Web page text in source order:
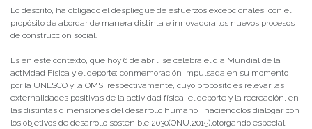
Lo descrito, ha obligado el despliegue de esfuerzos excepcionales, con el
propósito de abordar de manera distinta e innovadora los nuevos procesos
de construcción social.
Es en este contexto, que hoy 6 de abril, se celebra el día Mundial de la
actividad Física y el deporte; conmemoración impulsada en su momento
por la UNESCO y la OMS, respectivamente, cuyo propósito es relevar las
externalidades positivas de la actividad física, el deporte y la recreación, en
las distintas dimensiones del desarrollo humano , haciéndolos dialogar con
los objetivos de desarrollo sostenible 2030(ONU,2015),otorgando especial